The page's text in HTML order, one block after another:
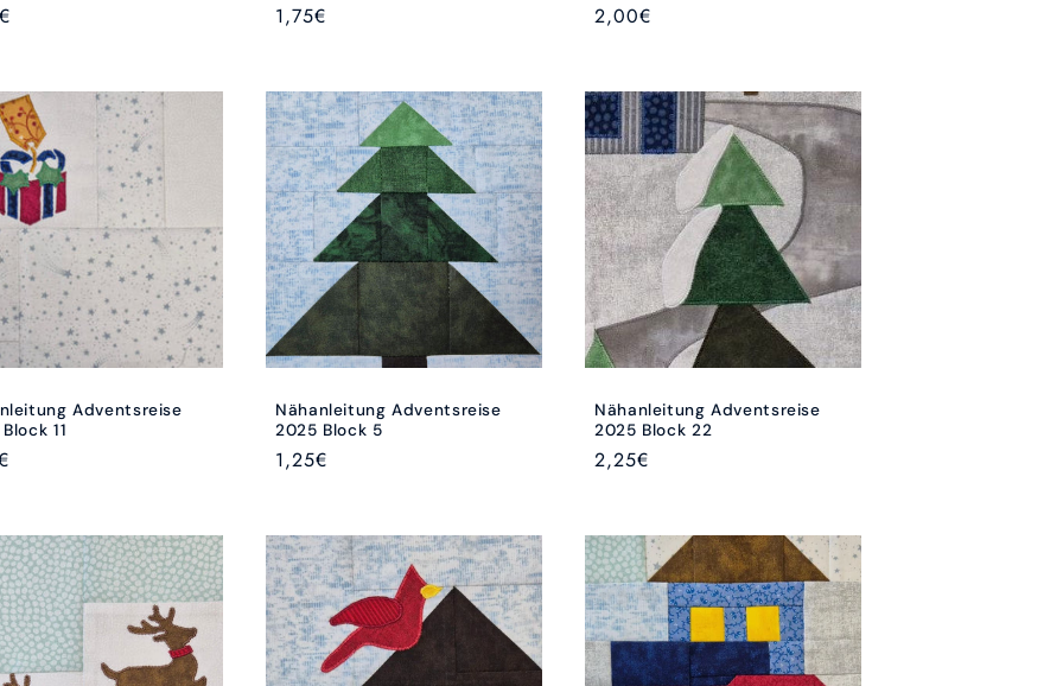
Normaler
1,75€
Normaler
2,00€
Adventsreise
11
Nähanleitung Adventsreise
2025 Block 5
Normaler
1,25€
Nähanleitung Adventsreise
2025 Block 22
Normaler
2,25€